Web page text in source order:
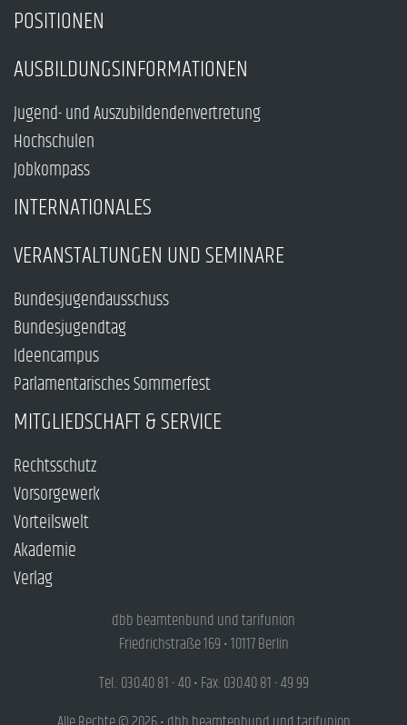
POSITIONEN
AUSBILDUNGSINFORMATIONEN
Jugend- und Auszubildendenvertretung
Hochschulen
Jobkompass
INTERNATIONALES
VERANSTALTUNGEN UND SEMINARE
Bundesjugendausschuss
Bundesjugendtag
Ideencampus
Parlamentarisches Sommerfest
MITGLIEDSCHAFT & SERVICE
Rechtsschutz
Vorsorgewerk
Vorteilswelt
Akademie
Verlag
dbb beamtenbund und tarifunion
Friedrichstraße 169 • 10117 Berlin
Tel.: 030.40 81 - 40 • Fax: 030.40 81 - 49 99